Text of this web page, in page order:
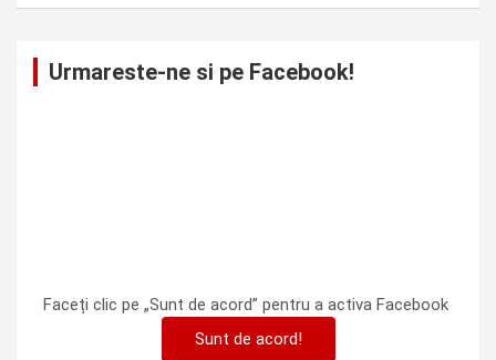
Urmareste-ne si pe Facebook!
Faceți clic pe „Sunt de acord” pentru a activa Facebook
Sunt de acord!